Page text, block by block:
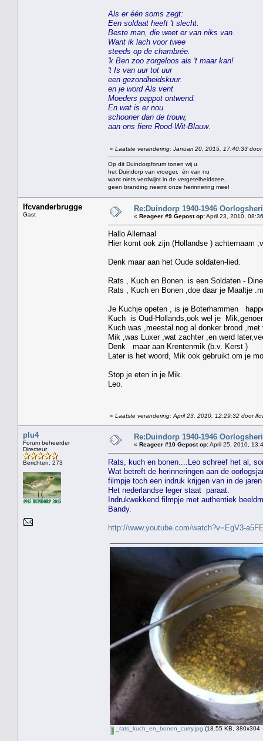
Als er één soms zegt:
Een soldaat heeft 't slecht.
Beste man, die weet er van niks van.
Want ik lach voor twee
steeds op de chambrée.
'k Ben zoo zorgeloos als 't maar kan!
't Is van uur tot uur
een gezondheidskuur.
en je word Als vent
Moeders pappot ontwend.
En wat is er nou
schooner dan de trouw,
aan ons fiere Rood-Wit-Blauw.
« Laatste verandering: Januari 20, 2015, 17:40:33 door
Op dit Duindorpforum tonen wij u
het Duindorp van vroeger, én van nu
want niets verdwijnt in de vergetelheidszee,
geen branding neemt onze herinnering mee!
lfcvanderbrugge
Gast
Re:Duindorp 1940-1946
« Reageer #9 Gepost op:April 23, 2010,
Hallo Allemaal
Hier komt ook zijn (Hollandse ) achternaam
Denk maar aan het Oude soldaten-lied.
Rats , Kuch en Bonen. is een Soldaten -
Rats , Kuch en Bonen ,doe daar je Maaltje
Je Kuchje opeten , is je Boterhammen
Kuch is Oud-Hollands,ook wel je
Kuch was ,meestal nog al donker brood ,met
Mik ,was Luxer ,wat zachter ,en werd
Denk maar aan Krentenmik (b.v. Kerst )
Later is het woord, Mik ook gebruikt om je
Stop je eten in je Mik.
Leo.
« Laatste verandering: April 23, 2010, 12:29:32 door
plu4
Forum beheerder
Directeur
Berichten: 273
Re:Duindorp 1940-1946
« Reageer #10 Gepost op:April 25, 2010,
Rats, kuch en bonen....Leo schreef het al,
Wat betreft de herinneringen aan de
filmpje toch een indruk krijgen van in de
Het nederlandse leger staat paraat.
Indrukwekkend filmpje met authentiek
Bandy.
http://www.youtube.com/watch?v=EgV3-
_rats_kuch_en_bonen_curry.jpg (18.55 KB, 380x304